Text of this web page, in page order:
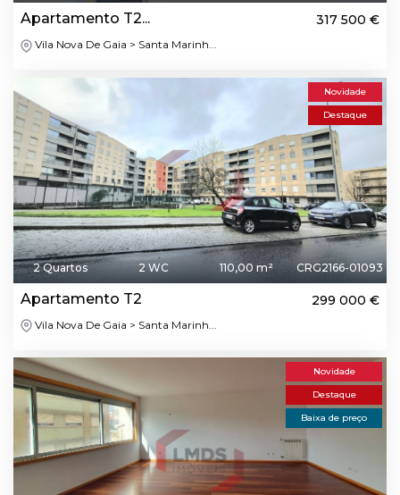
Apartamento T2... 317 500 €
Vila Nova De Gaia > Santa Marinh...
Novidade
Destaque
2 Quartos 2 WC 110,00 m² CRG2166-01093
Apartamento T2 299 000 €
Vila Nova De Gaia > Santa Marinh...
Novidade
Destaque
Baixa de preço